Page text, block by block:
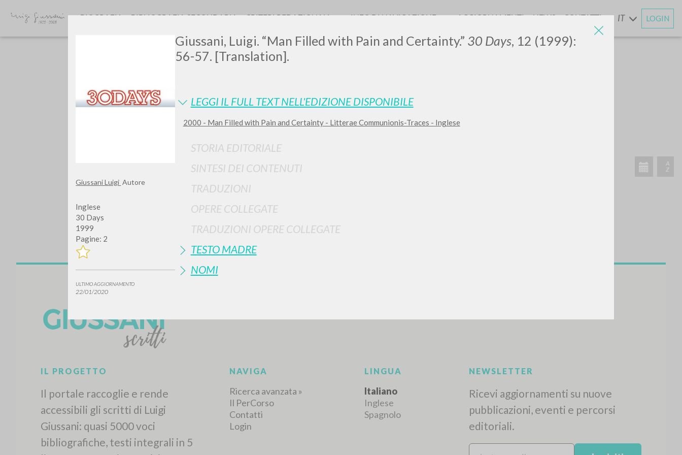
Giussani Luigi Autore
Inglese
30 Days
1999
Pagine: 2
ULTIMO AGGIORNAMENTO
22/01/2020
Giussani, Luigi. “Man Filled with Pain and Certainty.” 30 Days, 12 (1999):
56-57. [Translation].
LEGGI IL FULL TEXT NELL'EDIZIONE DISPONIBILE
2000 - Man Filled with Pain and Certainty - Litterae Communionis-Traces - Inglese
STORIA EDITORIALE
SINTESI DEI CONTENUTI
TRADUZIONI
OPERE COLLEGATE
TRADUZIONI OPERE COLLEGATE
TESTO MADRE
NOMI
BIOGRAFIA BIBLIOGRAFIA SECONDARIA CRITERI REDAZIONALI INFO DI NAVIGAZIONE AGGIORNAMENTIENEWS CONTATTI IT LOGIN
0DOCUMENTI TROVATI
Visualizza dettagli per tipologia
A
Z
RISULTATI SUCCESSIVI
IL PROGETTO
Il portale raccoglie e rende
accessibili gli scritti di Luigi
Giussani: quasi 5000 voci
bibliografiche, testi integrali in 5
NAVIGA
Ricerca avanzata »
Il PerCorso
Contatti
Login
LINGUA
Italiano
Inglese
Spagnolo
NEWSLETTER
Ricevi aggiornamenti su nuove
pubblicazioni, eventi e percorsi
editoriali.